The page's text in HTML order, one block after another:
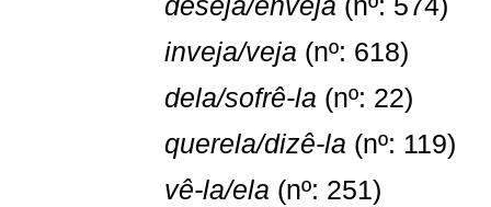
inveja/veja (nº: 618)
dela/sofrê-la (nº: 22)
querela/dizê-la (nº: 119)
vê-la/ela (nº: 251)